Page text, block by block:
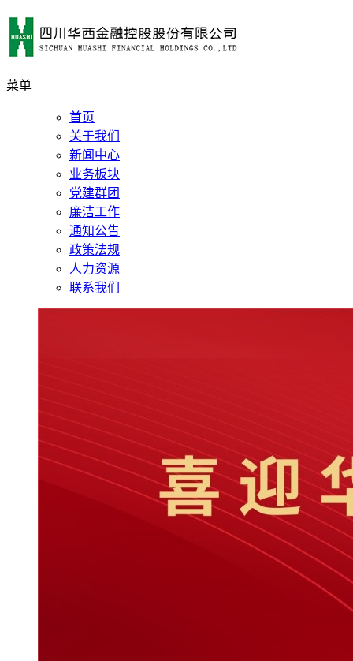
菜单
首页
关于我们
新闻中心
业务板块
党建群团
廉洁工作
通知公告
政策法规
人力资源
联系我们